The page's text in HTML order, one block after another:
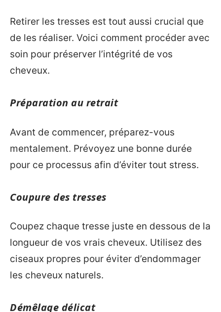
Retirer les tresses est tout aussi crucial que
de les réaliser. Voici comment procéder avec
soin pour préserver l’intégrité de vos
cheveux.
Préparation au retrait
Avant de commencer, préparez-vous
mentalement. Prévoyez une bonne durée
pour ce processus afin d’éviter tout stress.
Coupure des tresses
Coupez chaque tresse juste en dessous de la
longueur de vos vrais cheveux. Utilisez des
ciseaux propres pour éviter d’endommager
les cheveux naturels.
Démêlage délicat